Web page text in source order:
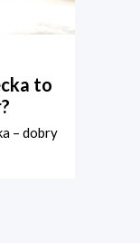
to
– dobry